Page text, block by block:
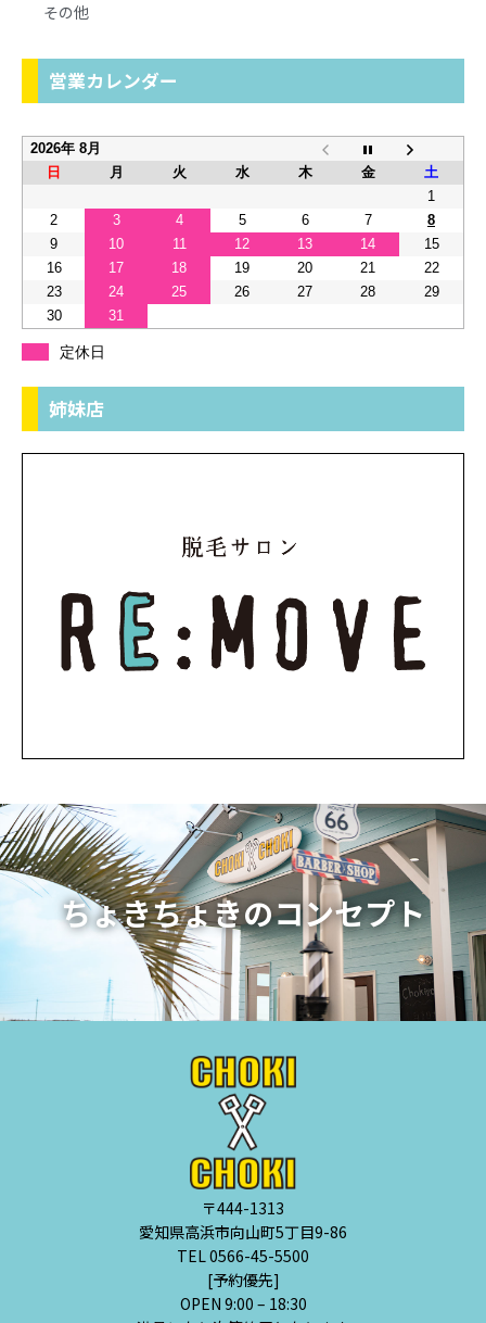
その他
営業カレンダー
2026年 8月
日
月 火 水 木 金
土
1
2
3 4 5 6 7
8
9
10 11 12 13 14
15
16
17 18 19 20 21
22
23
24 25 26 27 28
29
30
31
定休日
姉妹店
ちょきちょきのコンセプト
〒444-1313
愛知県高浜市向山町5丁目9-86
TEL 0566-45-5500
[予約優先]
OPEN 9:00 – 18:30